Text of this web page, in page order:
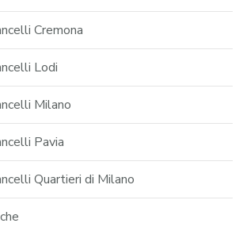
Cremona
Lodi
Milano
Pavia
Quartieri di Milano